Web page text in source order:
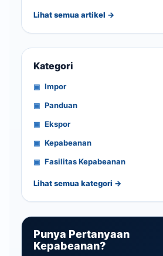
Lihat semua artikel →
Kategori
Impor
Panduan
Ekspor
Kepabeanan
Fasilitas Kepabeanan
Lihat semua kategori →
Punya Pertanyaan
Kepabeanan?